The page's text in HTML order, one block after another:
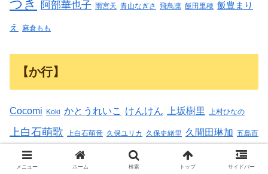
つき
阿部華也子 雨宮天 青山なぎさ 飛鳥凛 飯田里穂 飯豊まり
え 麻倉もも
【か行】
Cocomi Koki かとうれいこ けんけん 上坂樹里 上村ひなの
上白石萌歌 上白石萌音 久保ユリカ 久保史緒里 久間田琳加 五島百
倉科カナ 兒玉遥 刈川くるみ 加治ひとみ 加藤史帆 加藤小夏
メニュー ホーム 検索 トップ サイドバー